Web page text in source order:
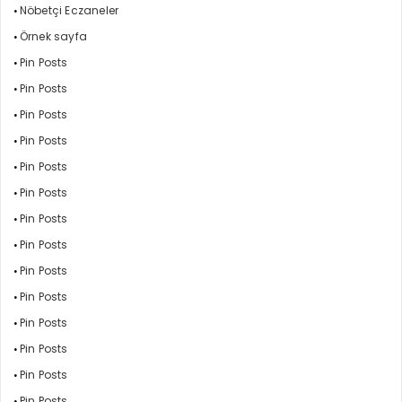
Nöbetçi Eczaneler
Örnek sayfa
Pin Posts
Pin Posts
Pin Posts
Pin Posts
Pin Posts
Pin Posts
Pin Posts
Pin Posts
Pin Posts
Pin Posts
Pin Posts
Pin Posts
Pin Posts